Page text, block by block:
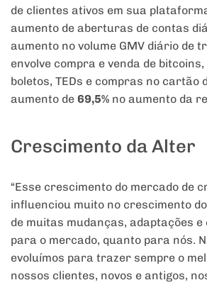
de clientes ativos em sua
aumento de aberturas de contas
aumento no volume GMV diário de
envolve compra e venda de
boletos, TEDs e compras no cartão
aumento de 69,5% no aumento da
Crescimento da Alter
“Esse crescimento do mercado de
influenciou muito no crescimento
de muitas mudanças, adaptações
para o mercado, quanto para nós.
evoluímos para trazer sempre o
nossos clientes, novos e antigos,